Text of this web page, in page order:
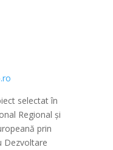
selectat în
Regional și
prin
Dezvoltare